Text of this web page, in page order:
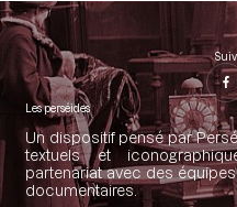
Les perséides
Un dispositif pensé par
textuels et
partenariat avec des
documentaires.